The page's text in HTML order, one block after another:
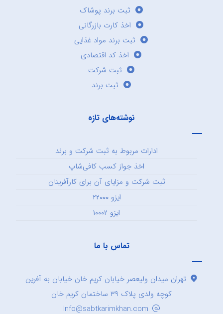
ثبت برند پوشاک
اخذ کارت بازرگانی
ثبت برند مواد غذایی
اخذ کد اقتصادی
ثبت شرکت
ثبت برند
نوشته‌های تازه
ادارات مربوط به ثبت شرکت و برند
اخذ جواز کسب کافی‌شاپ
ثبت شرکت و مزایای آن برای کارآفرینان
ایزو ۲۲۰۰۰
ایزو ۱۰۰۰۲
تماس با ما
تهران میدان ولیعصر خیابان کریم خان خیابان به آفرین
کوچه ولدی پلاک ۳۹ ساختمان کریم خان
Info@sabtkarimkhan.com